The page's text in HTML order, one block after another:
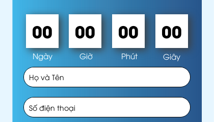
00 00 00 00
Ngày Giờ Phút Giây